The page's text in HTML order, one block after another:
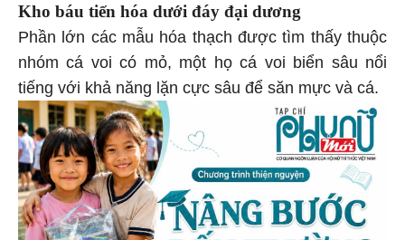
Kho báu tiến hóa dưới đáy đại dương
Phần lớn các mẫu hóa thạch được tìm thấy thuộc
nhóm cá voi có mỏ, một họ cá voi biển sâu nổi
tiếng với khả năng lặn cực sâu để săn mực và cá.